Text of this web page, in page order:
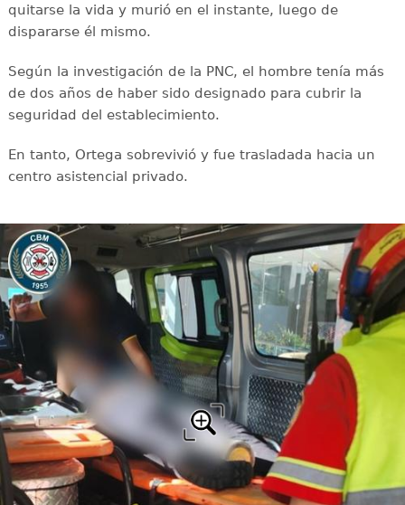
quitarse la vida y murió en el instante, luego de
dispararse él mismo.
Según la investigación de la PNC, el hombre tenía más
de dos años de haber sido designado para cubrir la
seguridad del establecimiento.
En tanto, Ortega sobrevivió y fue trasladada hacia un
centro asistencial privado.